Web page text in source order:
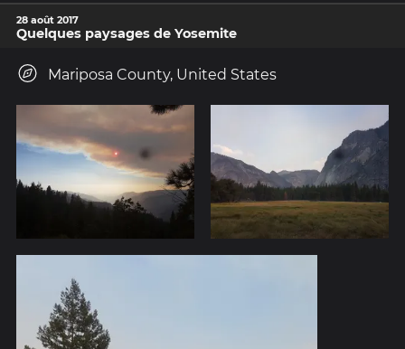
28 août 2017
Quelques paysages de Yosemite
Mariposa County, United States